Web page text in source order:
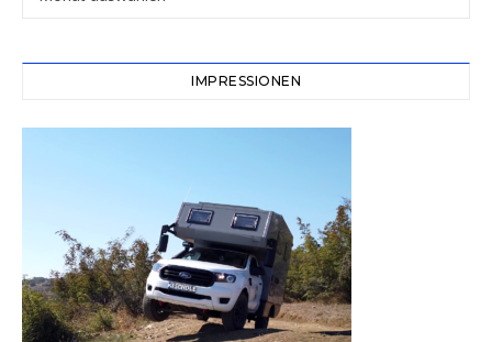
IMPRESSIONEN